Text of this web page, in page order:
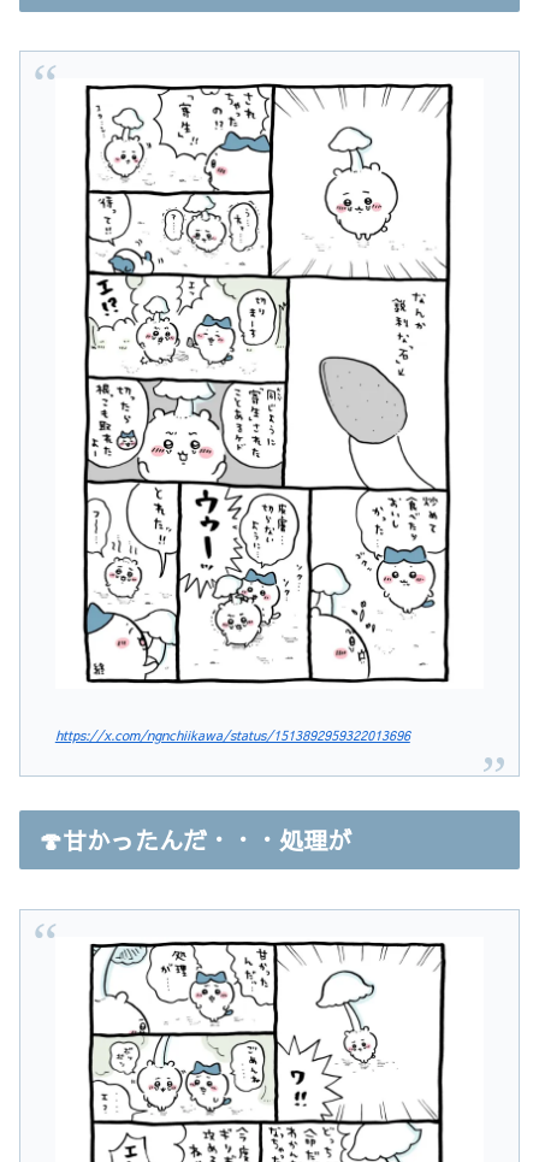
https://x.com/ngnchiikawa/status/1513892959322013696
🍄甘かったんだ・・・処理が